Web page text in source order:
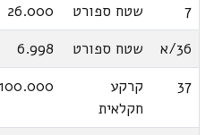
7
שטח ספורט
26.000
36/א
שטח ספורט
6.998
37
קרקע
חקלאית
100.000